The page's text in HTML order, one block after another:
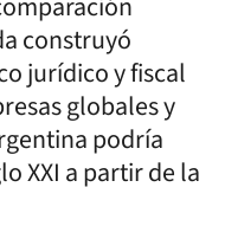
construyó
jurídico y fiscal
globales y
podría
XXI a partir de la